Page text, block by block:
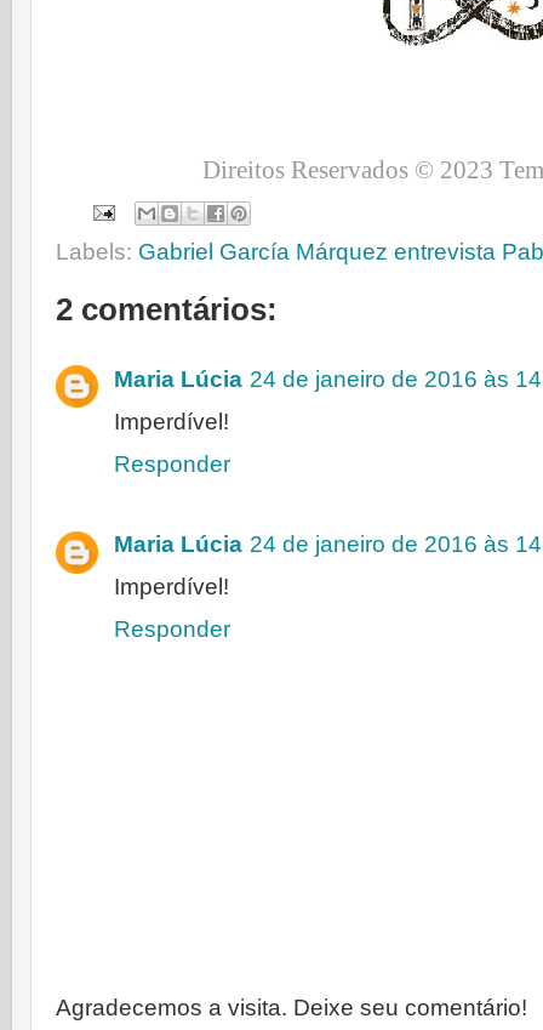
Direitos Reservados © 2023
Labels: Gabriel García Márquez entrevista
2 comentários:
Maria Lúcia 24 de janeiro de 2016 às
Imperdível!
Responder
Maria Lúcia 24 de janeiro de 2016 às
Imperdível!
Responder
Agradecemos a visita. Deixe seu comentário!